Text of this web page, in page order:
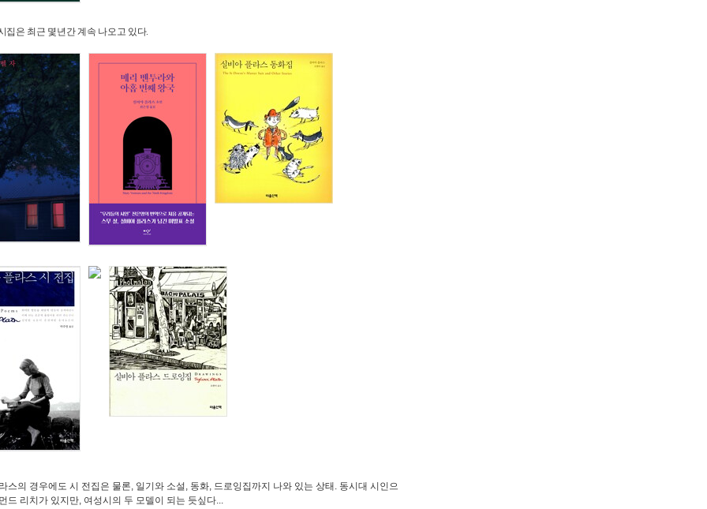
집은 최근 몇년간 계속 나오고 있다.
스의 경우에도 시 전집은 물론, 일기와 소설, 동화, 드로잉집까지 나와 있는 상태. 동시대 시인으
드 리치가 있지만, 여성시의 두 모델이 되는 듯싶다...